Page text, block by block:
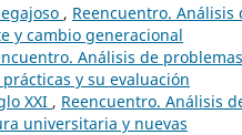
, Reencuentro. Análisis
y cambio generacional
Análisis de problemas
y su evaluación
XXI , Reencuentro. Análisis
universitaria y nuevas